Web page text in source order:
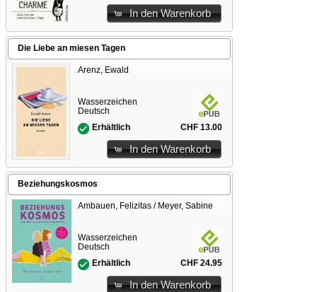
In den Warenkorb
Die Liebe an miesen Tagen
Arenz, Ewald
Wasserzeichen
Deutsch
Erhältlich
CHF 13.00
In den Warenkorb
Beziehungskosmos
Ambauen, Felizitas / Meyer, Sabine
Wasserzeichen
Deutsch
Erhältlich
CHF 24.95
In den Warenkorb